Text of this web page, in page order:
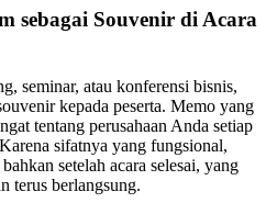
sebagai Souvenir di Acara
seminar, atau konferensi bisnis,
kepada peserta. Memo yang
tentang perusahaan Anda setiap
sifatnya yang fungsional,
setelah acara selesai, yang
terus berlangsung.